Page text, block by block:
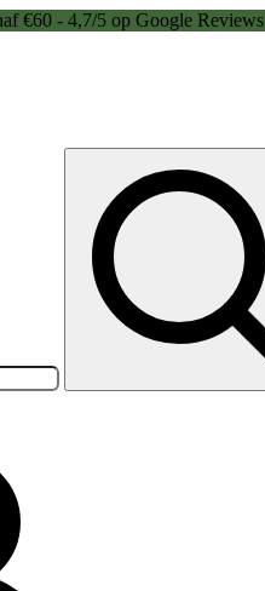
€60 - 4,7/5 op Google Reviews